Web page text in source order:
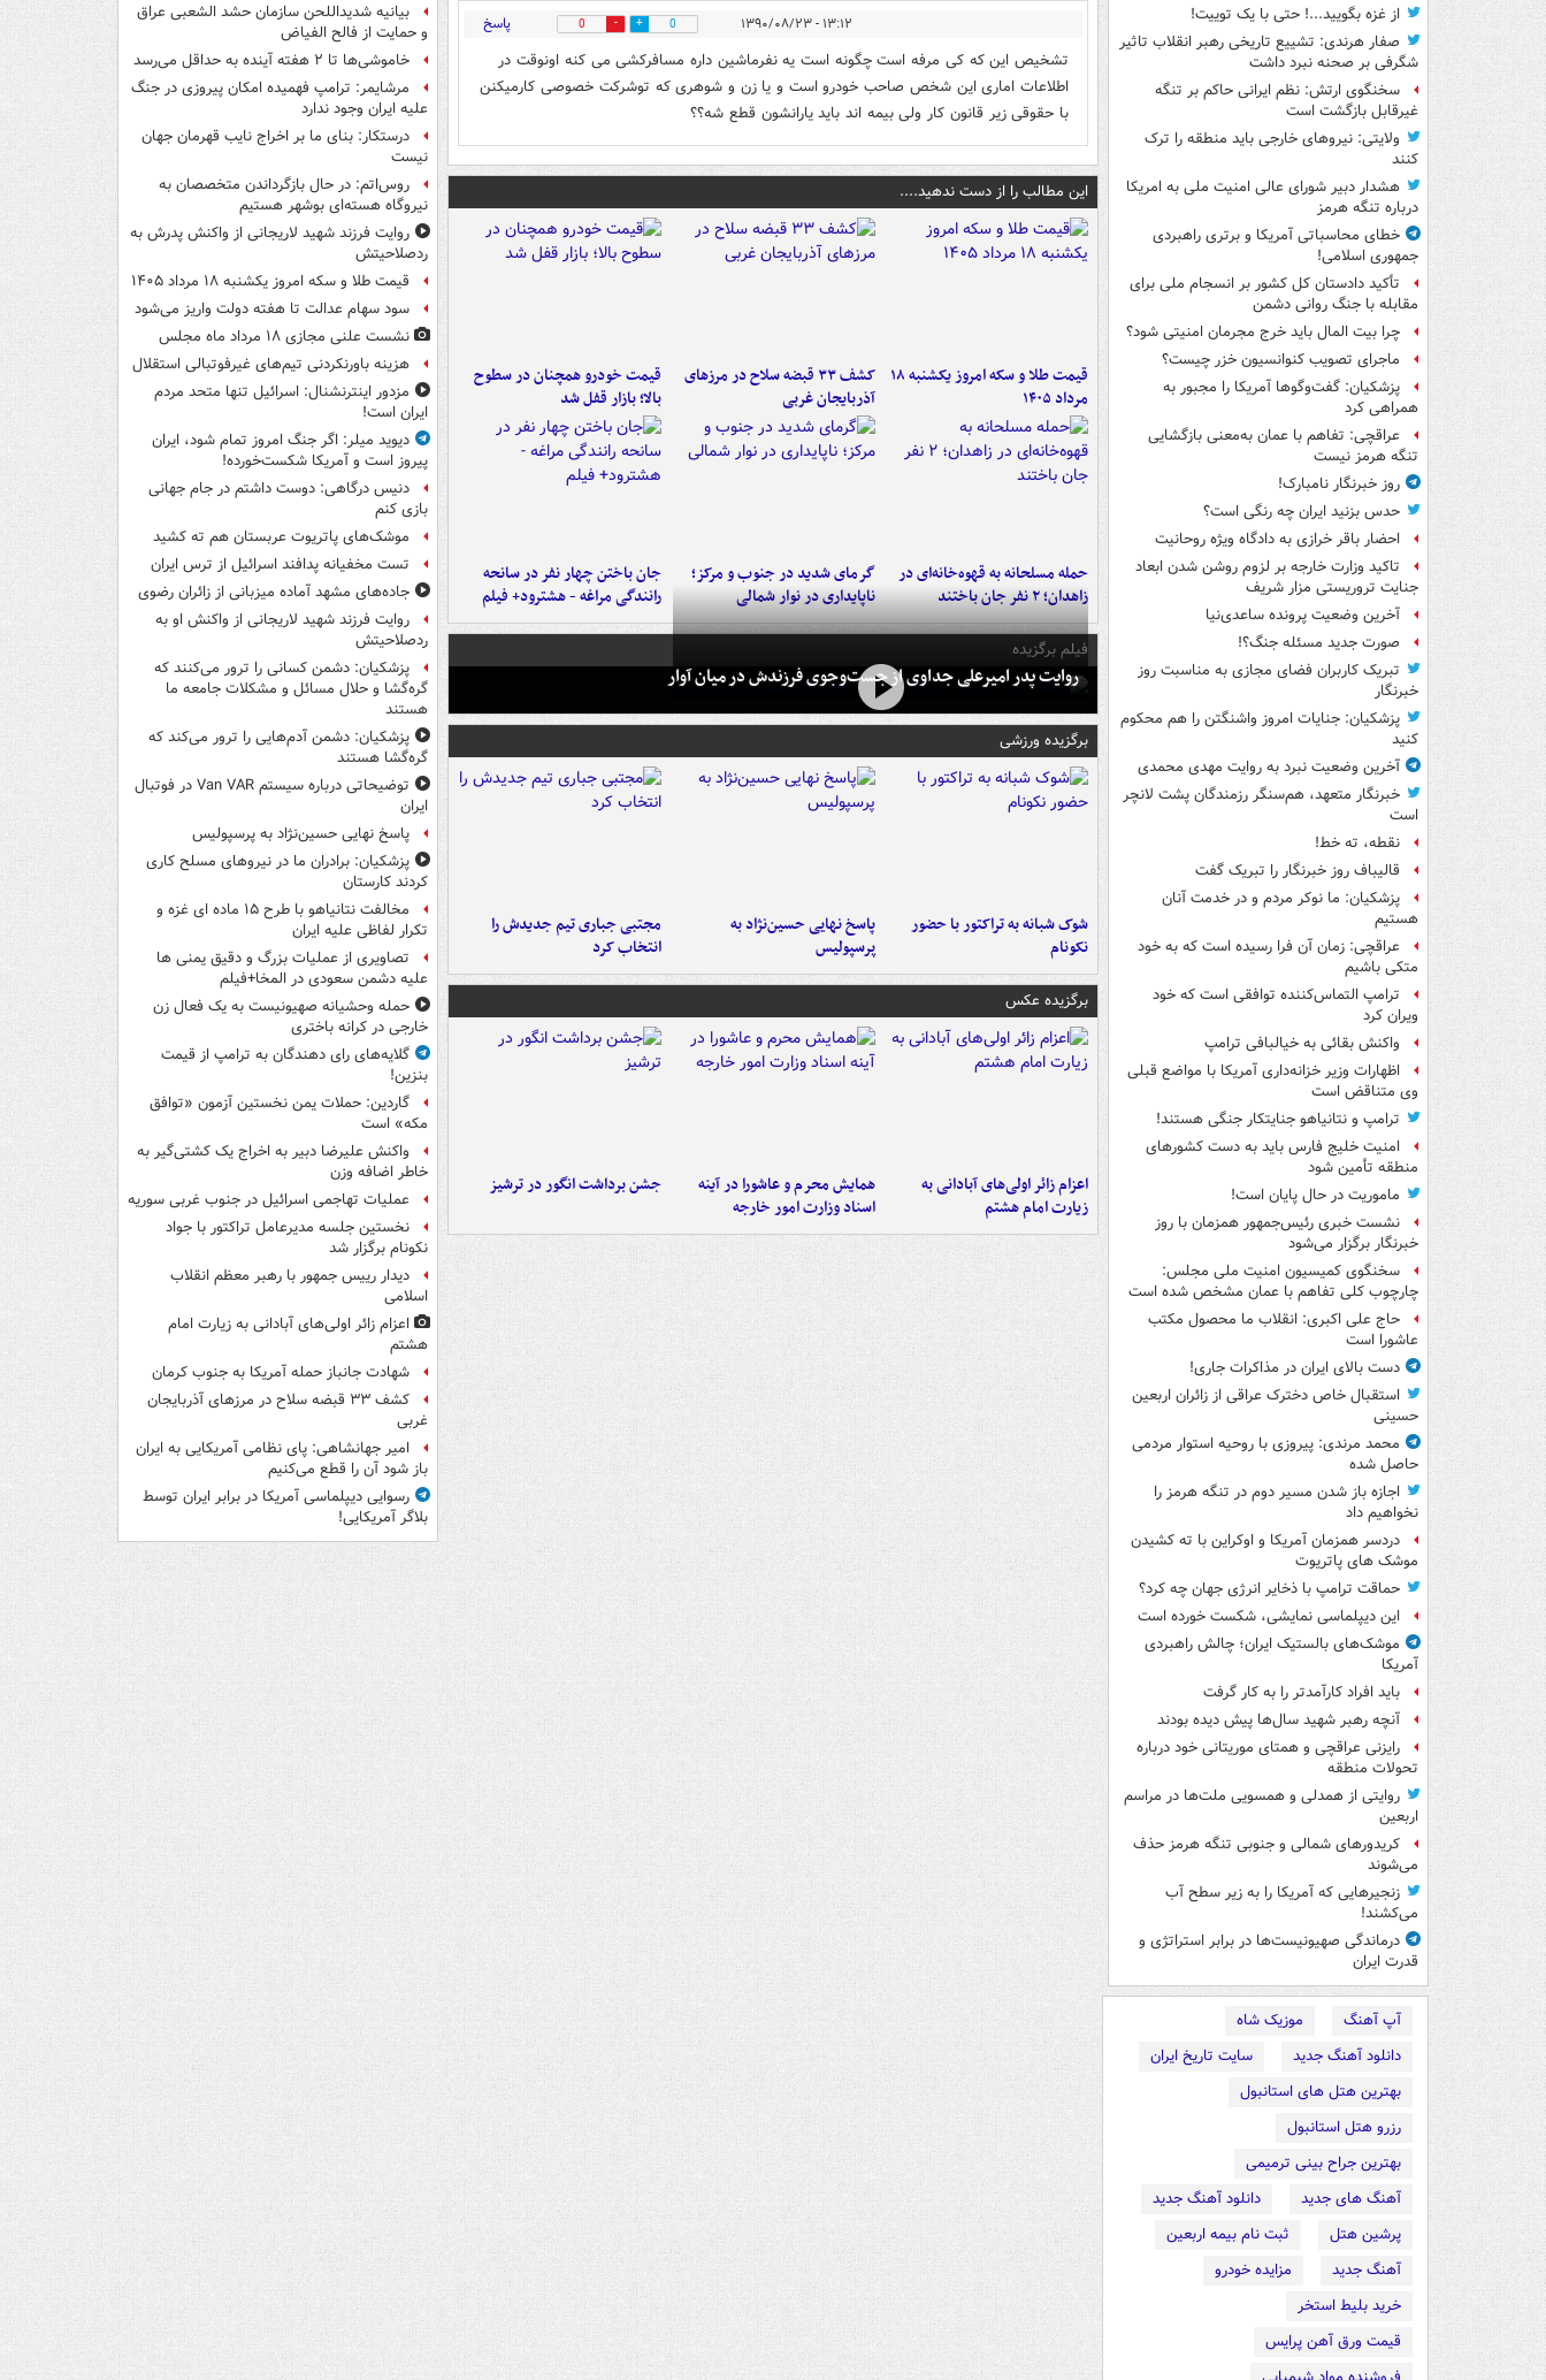
از غزه بگویید...! حتی با یک توییت!
صفار هرندی: تشییع تاریخی رهبر انقلاب تاثیر
شگرفی بر صحنه نبرد داشت
سخنگوی ارتش: نظم ایرانی حاکم بر تنگه
غیرقابل بازگشت است
ولایتی: نیروهای خارجی باید منطقه را ترک
کنند
هشدار دبیر شورای عالی امنیت ملی به امریکا
درباره تنگه هرمز
خطای محاسباتی آمریکا و برتری راهبردی
جمهوری اسلامی!
تأکید دادستان کل کشور بر انسجام ملی برای
مقابله با جنگ روانی دشمن
چرا بیت المال باید خرج مجرمان امنیتی شود؟
ماجرای تصویب کنوانسیون خزر چیست؟
پزشکیان: گفت‌وگوها آمریکا را مجبور به
همراهی کرد
عراقچی: تفاهم با عمان به‌معنی بازگشایی
تنگه هرمز نیست
روز خبرنگار نامبارک!
حدس بزنید ایران چه رنگی است؟
احضار باقر خرازی به دادگاه ویژه روحانیت
تاکید وزارت خارجه بر لزوم روشن شدن ابعاد
جنایت تروریستی مزار شریف
آخرین وضعیت پرونده ساعدی‌نیا
صورت جدید مسئله جنگ؟!
تبریک کاربران فضای مجازی به مناسبت روز
خبرنگار
پزشکیان: جنایات امروز واشنگتن را هم محکوم
کنید
آخرین وضعیت نبرد به روایت مهدی محمدی
خبرنگار متعهد، هم‌سنگر رزمندگان پشت لانچر
است
نقطه، ته خط!
قالیباف روز خبرنگار را تبریک گفت
پزشکیان: ما نوکر مردم و در خدمت آنان
هستیم
عراقچی: زمان آن فرا رسیده است که به خود
متکی باشیم
ترامپ التماس‌کننده توافقی است که خود
ویران کرد
واکنش بقائی به خیالبافی ترامپ
اظهارات وزیر خزانه‌داری آمریکا با مواضع قبلی
وی متناقض است
ترامپ و نتانیاهو جنایتکار جنگی هستند!
امنیت خلیج فارس باید به دست کشورهای
منطقه تأمین شود
ماموریت در حال پایان است!
نشست خبری رئیس‌جمهور همزمان با روز
خبرنگار برگزار می‌شود
سخنگوی کمیسیون امنیت ملی مجلس:
چارچوب کلی تفاهم با عمان مشخص شده است
حاج علی اکبری: انقلاب ما محصول مکتب
عاشورا است
دست بالای ایران در مذاکرات جاری!
استقبال خاص دخترک عراقی از زائران اربعین
حسینی
محمد مرندی: پیروزی با روحیه استوار مردمی
حاصل شده
اجازه باز شدن مسیر دوم در تنگه هرمز را
نخواهیم داد
دردسر همزمان آمریکا و اوکراین با ته کشیدن
موشک های پاتریوت
حماقت ترامپ با ذخایر انرژی جهان چه کرد؟
این دیپلماسی نمایشی، شکست خورده است
موشک‌های بالستیک ایران؛ چالش راهبردی
آمریکا
باید افراد کارآمدتر را به کار گرفت
آنچه رهبر شهید سال‌ها پیش دیده بودند
رایزنی عراقچی و همتای موریتانی خود درباره
تحولات منطقه
روایتی از همدلی و همسویی ملت‌ها در مراسم
اربعین
کریدورهای شمالی و جنوبی تنگه هرمز حذف
می‌شوند
زنجیرهایی که آمریکا را به زیر سطح آب
می‌کشند!
درماندگی صهیونیست‌ها در برابر استراتژی و
قدرت ایران
آپ آهنگ
موزیک شاه
دانلود آهنگ جدید
سایت تاریخ ایران
بهترین هتل های استانبول
رزرو هتل استانبول
بهترین جراح بینی ترمیمی
آهنگ های جدید
دانلود آهنگ جدید
پرشین هتل
ثبت نام بیمه اربعین
آهنگ جدید
مزایده خودرو
خرید بلیط استخر
قیمت ورق آهن پرایس
۱۳:۱۲ - ۱۳۹۰/۰۸/۲۳ 0
0 پاسخ
تشخیص این که کی مرفه است چگونه است یه نفرماشین داره مسافرکشی می کنه اونوقت در
اطلاعات اماری این شخص صاحب خودرو است و یا زن و شوهری که توشرکت خصوصی کارمیکنن
با حقوقی زیر قانون کار ولی بیمه اند باید یارانشون قطع شه؟؟
این مطالب را از دست ندهید....
قیمت طلا و سکه امروز یکشنبه ۱۸
مرداد ۱۴۰۵
کشف ۳۳ قبضه سلاح در مرزهای
آذربایجان غربی
قیمت خودرو همچنان در سطوح
بالا؛ بازار قفل شد
حمله مسلحانه به قهوه‌خانه‌ای در
زاهدان؛ ۲ نفر جان باختند
گرمای شدید در جنوب و مرکز؛
ناپایداری در نوار شمالی
جان باختن چهار نفر در سانحه
رانندگی مراغه - هشترود+ فیلم
فیلم برگزیده
روایت پدر امیرعلی جداوی از جست‌وجوی فرزندش در میان آوار
برگزیده ورزشی
شوک شبانه به تراکتور با حضور
نکونام
پاسخ نهایی حسین‌نژاد به
پرسپولیس
مجتبی جباری تیم جدیدش را
انتخاب کرد
برگزیده عکس
اعزام زائر اولی‌های آبادانی به
زیارت امام هشتم
همایش محرم و عاشورا در آینه
اسناد وزارت امور خارجه
جشن برداشت انگور در ترشیز
بیانیه شدیداللحن سازمان حشد الشعبی عراق
و حمایت از فالح الفیاض
خاموشی‌ها تا ۲ هفته آینده به حداقل می‌رسد
مرشایمر: ترامپ فهمیده امکان پیروزی در جنگ
علیه ایران وجود ندارد
درستکار: بنای ما بر اخراج نایب قهرمان جهان
نیست
روس‌اتم: در حال بازگرداندن متخصصان به
نیروگاه هسته‌ای بوشهر هستیم
روایت فرزند شهید لاریجانی از واکنش پدرش به
ردصلاحیتش
قیمت طلا و سکه امروز یکشنبه ۱۸ مرداد ۱۴۰۵
سود سهام عدالت تا هفته دولت واریز می‌شود
نشست علنی مجازی ۱۸ مرداد ماه مجلس
هزینه باورنکردنی تیم‌های غیرفوتبالی استقلال
مزدور اینترنشنال: اسرائیل تنها متحد مردم
ایران است!
دیوید میلر: اگر جنگ امروز تمام شود، ایران
پیروز است و آمریکا شکست‌خورده!
دنیس درگاهی: دوست داشتم در جام جهانی
بازی کنم
موشک‌های پاتریوت عربستان هم ته‌ کشید
تست مخفیانه پدافند اسرائیل از ترس ایران
جاده‌های مشهد آماده میزبانی از زائران رضوی
روایت فرزند شهید لاریجانی از واکنش او به
ردصلاحیتش
پزشکیان: دشمن کسانی را ترور می‌کنند که
گره‌گشا و حلال مسائل و مشکلات جامعه ما
هستند
پزشکیان: دشمن آدم‌هایی را ترور می‌کند که
گره‌گشا هستند
توضیحاتی درباره سیستم Van VAR در فوتبال
ایران
پاسخ نهایی حسین‌نژاد به پرسپولیس
پزشکیان: برادران ما در نیروهای مسلح کاری
کردند کارستان
مخالفت نتانیاهو با طرح ۱۵ ماده ای غزه و
تکرار لفاظی علیه ایران
تصاویری از عملیات بزرگ و دقیق یمنی ها
علیه دشمن سعودی در المخا+فیلم
حمله وحشیانه صهیونیست به یک فعال زن
خارجی در کرانه باختری
گلایه‌های رای دهندگان به ترامپ از قیمت
بنزین!
گاردین: حملات یمن نخستین آزمون «توافق
مکه» است
واکنش علیرضا دبیر به اخراج یک کشتی‌گیر به
خاطر اضافه وزن
عملیات تهاجمی اسرائیل در جنوب غربی سوریه
نخستین جلسه مدیرعامل تراکتور با جواد
نکونام برگزار شد
دیدار رییس جمهور با رهبر معظم انقلاب
اسلامی
اعزام زائر اولی‌های آبادانی به زیارت امام
هشتم
شهادت جانباز حمله آمریکا به جنوب کرمان
کشف ۳۳ قبضه سلاح در مرزهای آذربایجان
غربی
امیر جهانشاهی: پای نظامی آمریکایی به ایران
باز شود آن را قطع می‌کنیم
رسوایی دیپلماسی آمریکا در برابر ایران توسط
بلاگر آمریکایی!